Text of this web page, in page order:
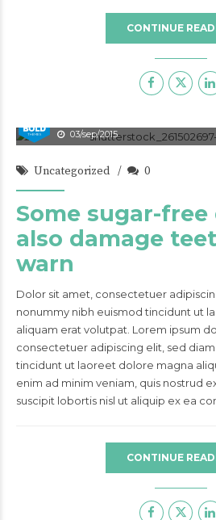
CONTINUE
03/sep/2015
Uncategorized 0
Some sugar-
also damage
warn
Dolor sit amet, consectetuer
nonummy nibh euismod tincidunt ut
aliquam erat volutpat. Lorem ipsum
consectetuer adipiscing elit, sed
tincidunt ut laoreet dolore magna
enim ad minim veniam, quis nostrud
suscipit lobortis nisl ut aliquip ex ea
CONTINUE